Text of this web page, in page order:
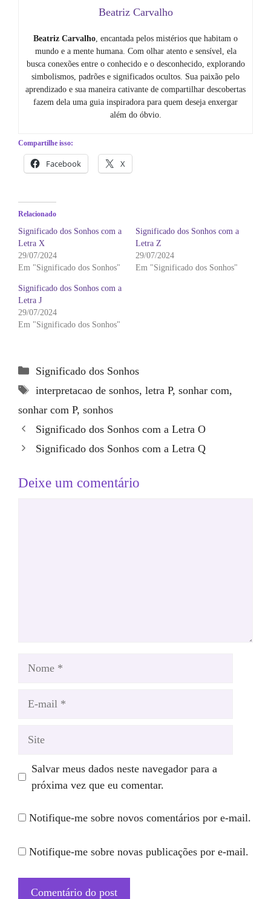
Beatriz Carvalho
Beatriz Carvalho , encantada pelos mistérios que habitam o
mundo e a mente humana. Com olhar atento e sensível, ela
busca conexões entre o conhecido e o desconhecido, explorando
simbolismos, padrões e significados ocultos. Sua paixão pelo
aprendizado e sua maneira cativante de compartilhar descobertas
fazem dela uma guia inspiradora para quem deseja enxergar
além do óbvio.
Compartilhe isso:
Facebook X
Relacionado
Significado dos Sonhos com a
Letra X
29/07/2024
Em "Significado dos Sonhos"
Significado dos Sonhos com a
Letra Z
29/07/2024
Em "Significado dos Sonhos"
Significado dos Sonhos com a
Letra J
29/07/2024
Em "Significado dos Sonhos"
Categorias
Significado dos Sonhos
Tags
interpretacao de sonhos, letra P, sonhar com,
sonhar com P, sonhos
Significado dos Sonhos com a Letra O
Significado dos Sonhos com a Letra Q
Deixe um comentário
Salvar meus dados neste navegador para a
próxima vez que eu comentar.
Notifique-me sobre novos comentários por e-mail.
Notifique-me sobre novas publicações por e-mail.